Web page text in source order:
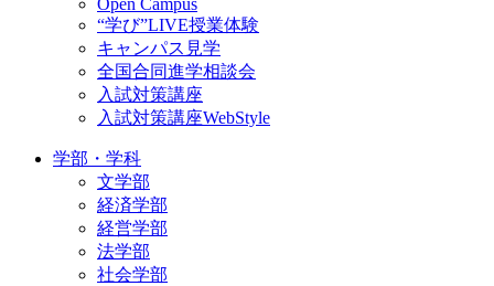
“学び”LIVE授業体験
キャンパス見学
全国合同進学相談会
入試対策講座
入試対策講座WebStyle
学部・学科
文学部
経済学部
経営学部
法学部
社会学部